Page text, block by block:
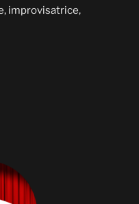
improvisatrice,